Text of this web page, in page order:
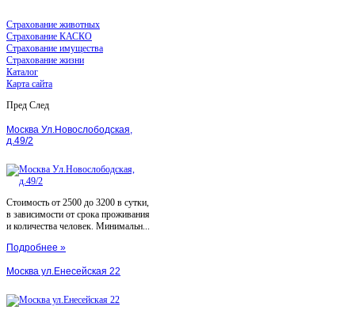
Страхование животных
Страхование КАСКО
Страхование имущества
Страхование жизни
Каталог
Карта сайта
Пред След
Москва Ул.Новослободская,
д.49/2
Стоимость от 2500 до 3200 в сутки,
в зависимости от срока проживания
и количества человек. Минимальн...
Подробнее »
Москва ул.Енесейская 22